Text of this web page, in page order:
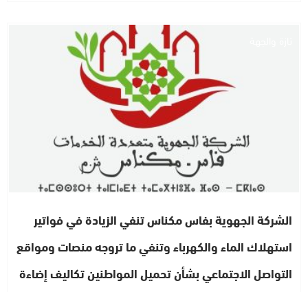
الشركة الجهوية بفاس مكناس تنفي الزيادة في فواتير
استهلاك الماء والكهرباء وتنفي ما تروجه منصات ومواقع
التواصل الاجتماعي بشأن تحميل المواطنين تكاليف إضاءة